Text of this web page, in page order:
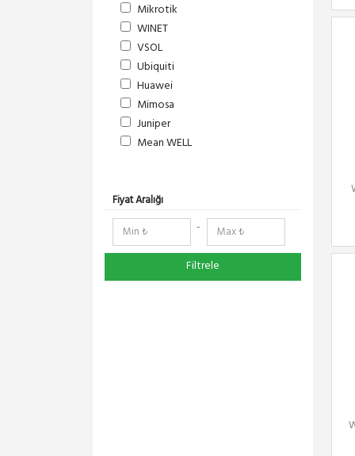
Mikrotik
WINET
VSOL
Ubiquiti
Huawei
Mimosa
Juniper
Mean WELL
RedLine
RF Elements
NetElastic
Paessler
TENDA
Fiyat Aralığı
-
Filtrele